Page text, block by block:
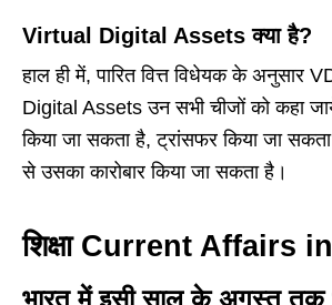
Virtual Digital Assets क्या है?
हाल ही में, पारित वित्त विधेयक के अनुसार
Digital Assets उन सभी चीजों को कहा
किया जा सकता है, ट्रांसफर किया जा
से उसका कारोबार किया जा सकता है।
शिक्षा Current Affairs
भारत में इसी साल के अगस्त तक